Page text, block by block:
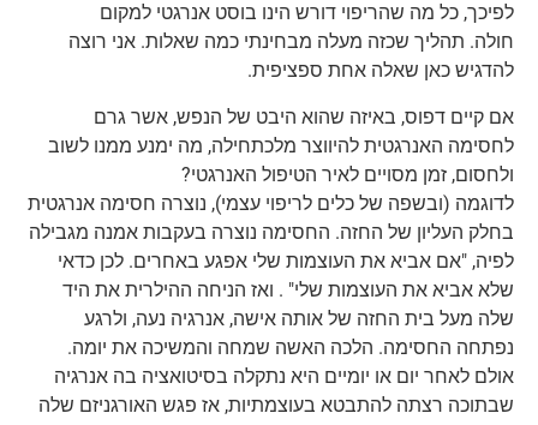
לפיכך, כל מה שהריפוי דורש הינו בוסט אנרגטי למקום
חולה. תהליך שכזה מעלה מבחינתי כמה שאלות. אני רוצה
להדגיש כאן שאלה אחת ספציפית.
אם קיים דפוס, באיזה שהוא היבט של הנפש, אשר גרם
לחסימה האנרגטית להיווצר מלכתחילה, מה ימנע ממנו לשוב
ולחסום, זמן מסויים לאיר הטיפול האנרגטי?
לדוגמה (ובשפה של כלים לריפוי עצמי), נוצרה חסימה אנרגטית
בחלק העליון של החזה. החסימה נוצרה בעקבות אמנה מגבילה
לפיה, "אם אביא את העוצמות שלי אפגע באחרים. לכן כדאי
שלא אביא את העוצמות שלי" . ואז הניחה ההילרית את היד
שלה מעל בית החזה של אותה אישה, אנרגיה נעה, ולרגע
נפתחה החסימה. הלכה האשה שמחה והמשיכה את יומה.
אולם לאחר יום או יומיים היא נתקלה בסיטואציה בה אנרגיה
שבתוכה רצתה להתבטא בעוצמתיות, אז פגש האורגניזם שלה